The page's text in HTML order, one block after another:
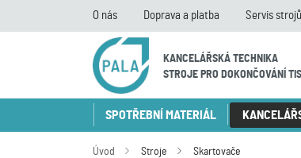
O nás Doprava a platba Servis strojů
KANCELÁŘSKÁ TECHNIKA
STROJE PRO DOKONČOVÁNÍ
SPOTŘEBNÍ MATERIÁL
Úvod Stroje Skartovače